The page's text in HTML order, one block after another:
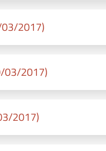
2017)
03/2017)
2017)